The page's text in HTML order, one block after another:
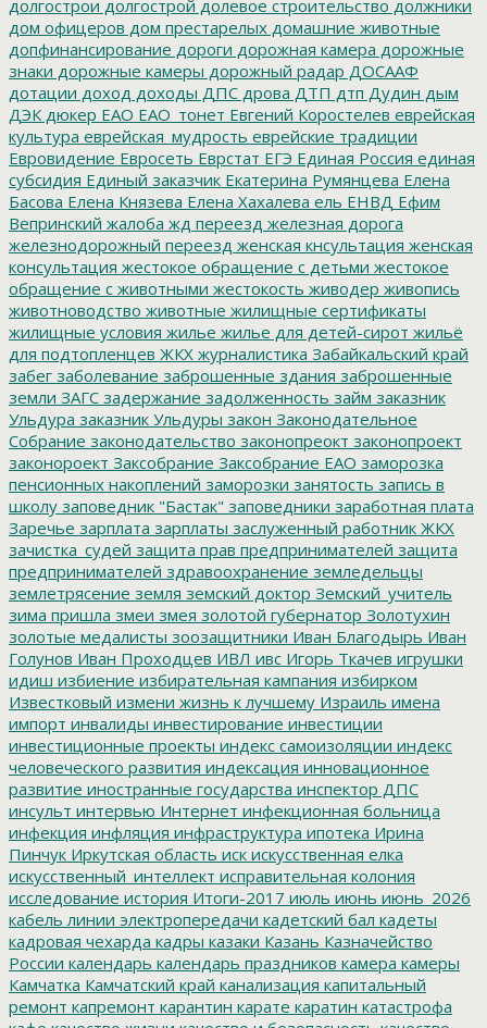
долгострои долгострой долевое строительство должники
дом офицеров дом престарелых домашние животные
допфинансирование дороги дорожная камера дорожные
знаки дорожные камеры дорожный радар ДОСААФ
дотации доход доходы ДПС дрова ДТП дтп Дудин дым
ДЭК дюкер ЕАО ЕАО_тонет Евгений Коростелев еврейская
культура еврейская_мудрость еврейские традиции
Евровидение Евросеть Еврстат ЕГЭ Единая Россия единая
субсидия Единый заказчик Екатерина Румянцева Елена
Басова Елена Князева Елена Хахалева ель ЕНВД Ефим
Вепринский жалоба жд переезд железная дорога
железнодорожный переезд женская кнсультация женская
консультация жестокое обращение с детьми жестокое
обращение с животными жестокость живодер живопись
животноводство животные жилищные сертификаты
жилищные условия жилье жилье для детей-сирот жильё
для подтопленцев ЖКХ журналистика Забайкальский край
забег заболевание заброшенные здания заброшенные
земли ЗАГС задержание задолженность займ заказник
Ульдура заказник Ульдуры закон Законодательное
Собрание законодательство законопреокт законопроект
законороект Заксобрание Заксобрание ЕАО заморозка
пенсионных накоплений заморозки занятость запись в
школу заповедник "Бастак" заповедники заработная плата
Заречье зарплата зарплаты заслуженный работник ЖКХ
зачистка_судей защита прав предпринимателей защита
предпринимателей здравоохранение земледельцы
землетрясение земля земский доктор Земский_учитель
зима пришла змеи змея золотой губернатор Золотухин
золотые медалисты зоозащитники Иван Благодырь Иван
Голунов Иван Проходцев ИВЛ ивс Игорь Ткачев игрушки
идиш избиение избирательная кампания избирком
Известковый измени жизнь к лучшему Израиль имена
импорт инвалиды инвестирование инвестиции
инвестиционные проекты индекс самоизоляции индекс
человеческого развития индексация инновационное
развитие иностранные государства инспектор ДПС
инсульт интервью Интернет инфекционная больница
инфекция инфляция инфраструктура ипотека Ирина
Пинчук Иркутская область иск искусственная елка
искусственный_интеллект исправительная колония
исследование история Итоги-2017 июль июнь июнь_2026
кабель линии электропередачи кадетский бал кадеты
кадровая чехарда кадры казаки Казань Казначейство
России календарь календарь праздников камера камеры
Камчатка Камчатский край канализация капитальный
ремонт капремонт карантин карате каратин катастрофа